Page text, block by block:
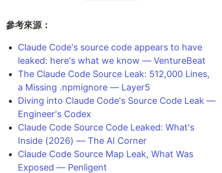
參考來源：
Claude Code's source code appears to have
leaked: here's what we know — VentureBeat
The Claude Code Source Leak: 512,000 Lines,
a Missing .npmignore — Layer5
Diving into Claude Code's Source Code Leak —
Engineer's Codex
Claude Code Source Code Leaked: What's
Inside (2026) — The AI Corner
Claude Code Source Map Leak, What Was
Exposed — Penligent